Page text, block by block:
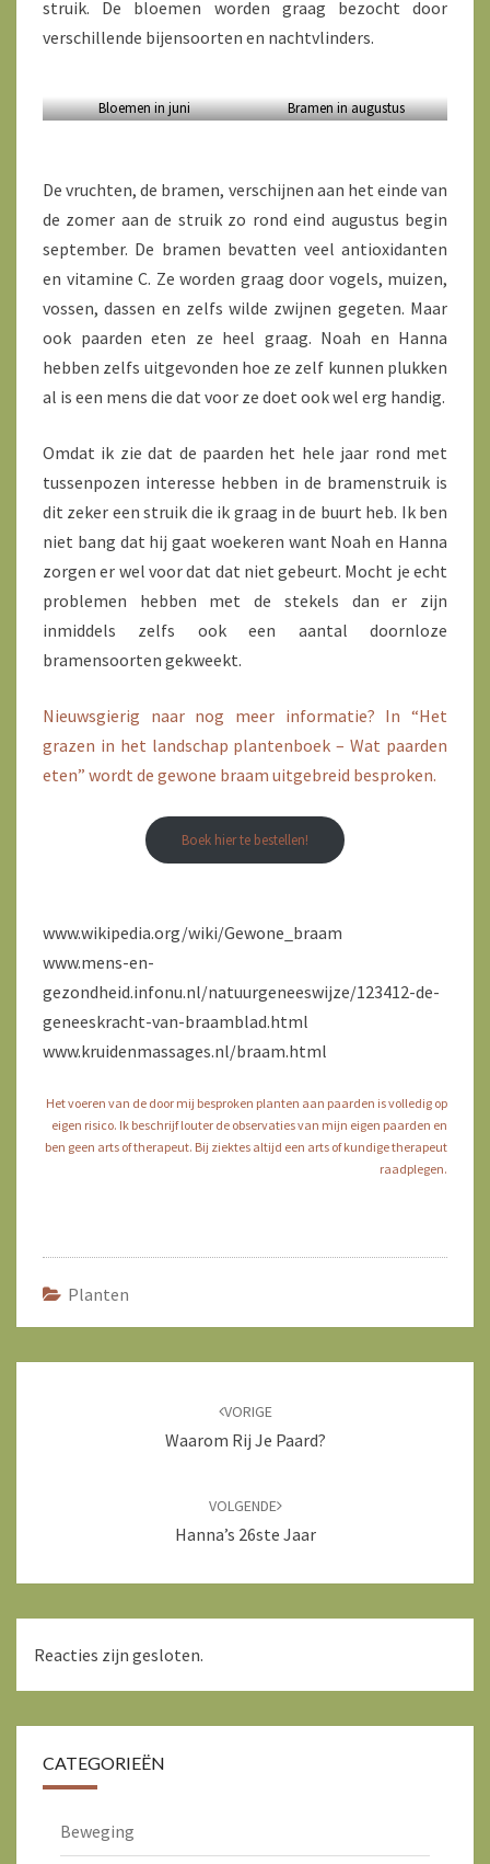
struik. De bloemen worden graag bezocht door
verschillende bijensoorten en nachtvlinders.
Bloemen in juni Bramen in augustus
De vruchten, de bramen, verschijnen aan het einde van
de zomer aan de struik zo rond eind augustus begin
september. De bramen bevatten veel antioxidanten
en vitamine C. Ze worden graag door vogels, muizen,
vossen, dassen en zelfs wilde zwijnen gegeten. Maar
ook paarden eten ze heel graag. Noah en Hanna
hebben zelfs uitgevonden hoe ze zelf kunnen plukken
al is een mens die dat voor ze doet ook wel erg handig.
Omdat ik zie dat de paarden het hele jaar rond met
tussenpozen interesse hebben in de bramenstruik is
dit zeker een struik die ik graag in de buurt heb. Ik ben
niet bang dat hij gaat woekeren want Noah en Hanna
zorgen er wel voor dat dat niet gebeurt. Mocht je echt
problemen hebben met de stekels dan er zijn
inmiddels zelfs ook een aantal doornloze
bramensoorten gekweekt.
Nieuwsgierig naar nog meer informatie? In “Het
grazen in het landschap plantenboek – Wat paarden
eten” wordt de gewone braam uitgebreid besproken.
Boek hier te bestellen!
www.wikipedia.org/wiki/Gewone_braam
www.mens-en-
gezondheid.infonu.nl/natuurgeneeswijze/123412-de-
geneeskracht-van-braamblad.html
www.kruidenmassages.nl/braam.html
Het voeren van de door mij besproken planten aan paarden is volledig op
eigen risico. Ik beschrijf louter de observaties van mijn eigen paarden en
ben geen arts of therapeut. Bij ziektes altijd een arts of kundige therapeut
raadplegen.
Planten
VORIGE
Waarom Rij Je Paard?
VOLGENDE
Hanna’s 26ste Jaar
Reacties zijn gesloten.
CATEGORIEËN
Beweging